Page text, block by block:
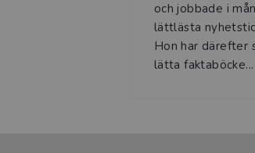
och jobbade i
lättlästa
Hon har därefter
lätta faktaböcke...